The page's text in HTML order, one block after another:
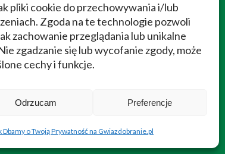
pliki cookie do przechowywania i/lub
Zgoda na te technologie pozwoli
zachowanie przeglądania lub unikalne
zgadzanie się lub wycofanie zgody, może
cechy i funkcje.
Odrzucam Preferencje
Dbamy o Twoją Prywatność na Gwiazdobranie.pl